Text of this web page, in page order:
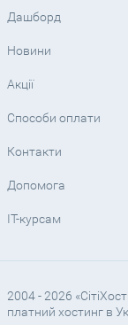
Дашборд
Новини
Акції
Способи оплати
Контакти
Допомога
IT-курсам
2004 - 2026
платний хостинг в